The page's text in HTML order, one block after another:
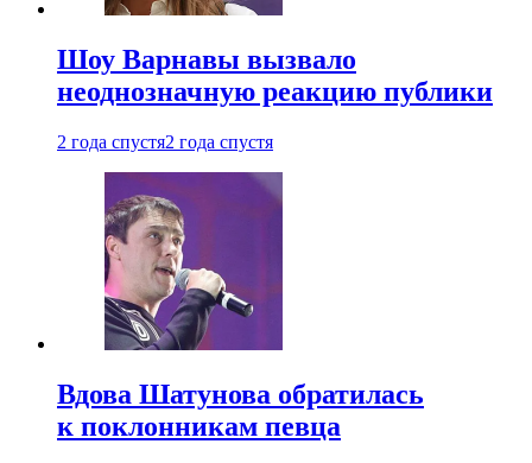
Шоу Варнавы вызвало
неоднозначную реакцию публики
2 года спустя2 года спустя
Вдова Шатунова обратилась
к поклонникам певца